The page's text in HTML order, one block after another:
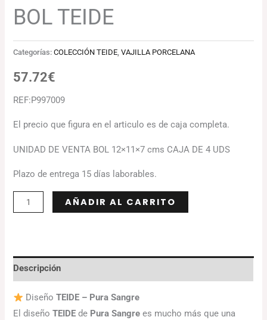
BOL TEIDE
Categorías:COLECCIÓN TEIDE ,VAJILLA PORCELANA
57.72€
REF:P997009
El precio que figura en el articulo es de caja completa.
UNIDAD DE VENTA BOL 12×11×7 cms CAJA DE 4 UDS
Plazo de entrega 15 días laborables.
AÑADIR AL CARRITO
Descripción
DiseñoTEIDE – Pura Sangre
El diseñoTEIDE de Pura Sangre es mucho más que una